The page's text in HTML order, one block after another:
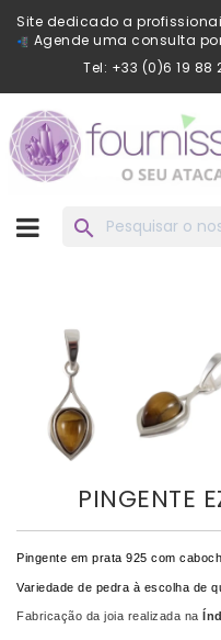
Site dedicado a
Agende uma consulta
Tel: +33 (0)6 19 88
search
PINGENTE
Pingente em prata 925 com
Variedade de pedra à escolha de
Fabricação da joia realizada na